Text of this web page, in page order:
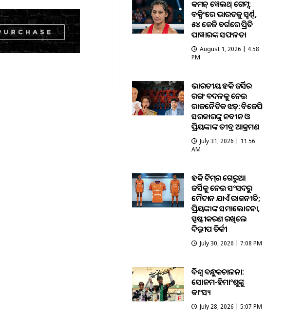
କମନ୍ ୱେଲଥ୍ ଗେମ୍ସ:
ବକ୍ସିଂରେ ଭାରତକୁ ସ୍ବର୍ଣ୍ଣ,
୫୪ କେଜି ବର୍ଗରେ ପ୍ରିତି
ପାୱାରଙ୍କ ସଫଳତା
August 1, 2026 | 4:58
PM
ଭାରତୀୟ ହକି ଜର୍ସିର
ରଙ୍ଗ ବଦଳକୁ ନେଇ
ରାଜନୈତିକ ଝଡ଼: ବିଜେପି
ସରକାରଙ୍କୁ ନବୀନ ଓ
ପ୍ରିୟଙ୍କାଙ୍କ ତୀବ୍ର ଆକ୍ରମଣ
July 31, 2026 | 11:56
AM
ହକି ଟିମ୍‌ର ଗେରୁଆ
ଜର୍ସିକୁ ନେଇ ସଂସଦରୁ
ମୈଦାନ ଯାଏଁ ରାଜନୀତି;
ପ୍ରିୟଙ୍କାଙ୍କ ସମାଲୋଚନା,
ସ୍ପଷ୍ଟୀକରଣ ରଖିଲେ
ଦିଲ୍ଲୀପ ତିର୍କୀ
July 30, 2026 | 7:08 PM
ବିଶ୍ବ ବନ୍ଧୁକଚାଳନା:
ସୋନମ-ହିମାଂଶୁଙ୍କୁ
କାଂସ୍ୟ
July 28, 2026 | 5:07 PM